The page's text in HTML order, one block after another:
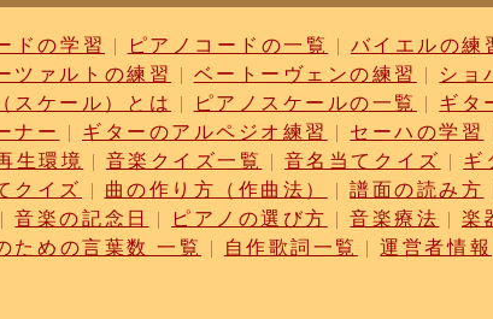
ドの学習 | ピアノコードの一覧 | バイエルの練
ツァルトの練習 | ベートーヴェンの練習 | ショ
スケール）とは | ピアノスケールの一覧 | ギタ
ナー | ギターのアルペジオ練習 | セーハの学習
生環境 | 音楽クイズ一覧 | 音名当てクイズ | ギ
クイズ | 曲の作り方（作曲法） |譜面の読み方
|音楽の記念日 | ピアノの選び方 |音楽療法 | 楽
ための言葉数 一覧 | 自作歌詞一覧 |運営者情報